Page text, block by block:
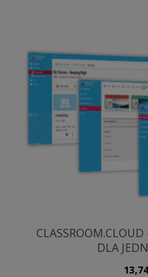
CLASSROOM.CLOUD
DLA